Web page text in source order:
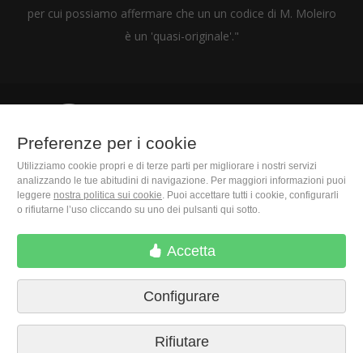
per cui possiamo affermare che un un codice di M. Moleiro
è un 'quasi-originale'."
M. Moleiro Editor, S.A.
Travesera de Gracia, 17
E08021 Barcelona (Spain)
Preferenze per i cookie
Utilizziamo cookie propri e di terze parti per migliorare i nostri servizi
analizzando le tue abitudini di navigazione. Per maggiori informazioni puoi
leggere nostra politica sui cookie. Puoi accettare tutti i cookie, configurarli
o rifiutarne l’uso cliccando su uno dei pulsanti qui sotto.
Accetta
Configurare
Rifiutare